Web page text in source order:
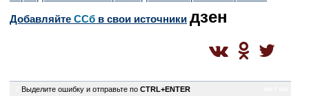
Добавляйте CСб в свои источники дзен
Выделите ошибку и отправьте по CTRL+ENTER